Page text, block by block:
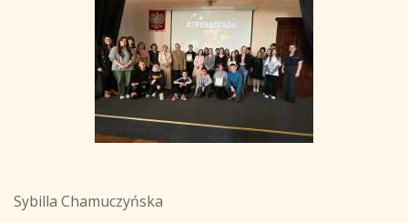
Sybilla Chamuczyńska